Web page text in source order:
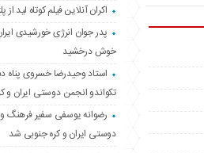
اکران آنلاین فیلم کوتاه لید از
پدر جوان انرژی خورشیدی
خوش درخشید
استاد وحیدرضا خسروی پناه
تکواندو انجمن دوستی ایران و
رضوانه یوسفی سفیر فرهنگ و
دوستی ایران و کره جنوبی شد